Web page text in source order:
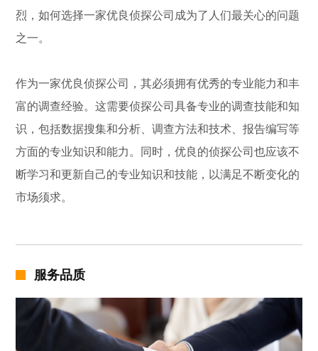
烈，如何选择一家优良侦探公司成为了人们最关心的问题
之一。
作为一家优良侦探公司，其必须拥有优秀的专业能力和丰
富的调查经验。这需要侦探公司具备专业的调查技能和知
识，包括数据搜集和分析、调查方法和技术、报告编写等
方面的专业知识和能力。同时，优良的侦探公司也应该不
断学习和更新自己的专业知识和技能，以满足不断变化的
市场须求。
服务品质